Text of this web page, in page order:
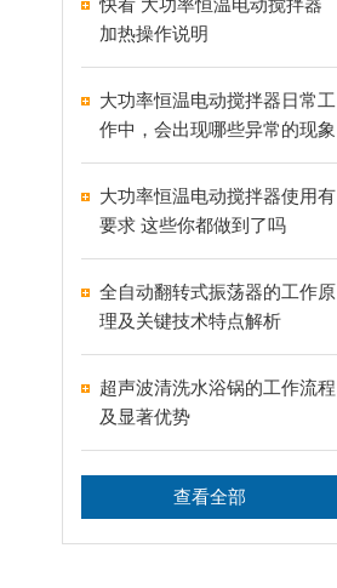
快看 大功率恒温电动搅拌器
加热操作说明
大功率恒温电动搅拌器日常工
作中，会出现哪些异常的现象
大功率恒温电动搅拌器使用有
要求 这些你都做到了吗
全自动翻转式振荡器的工作原
理及关键技术特点解析
超声波清洗水浴锅的工作流程
及显著优势
查看全部